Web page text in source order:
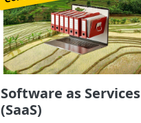
Software as Services
(SaaS)